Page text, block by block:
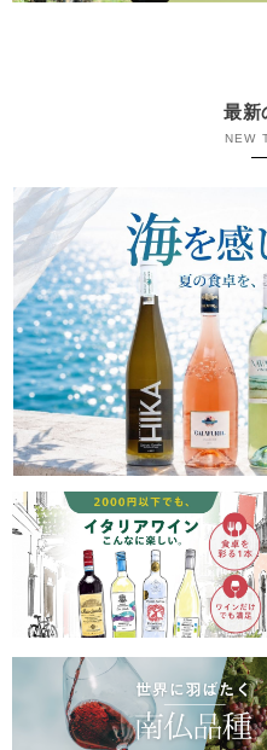
最新
NEW